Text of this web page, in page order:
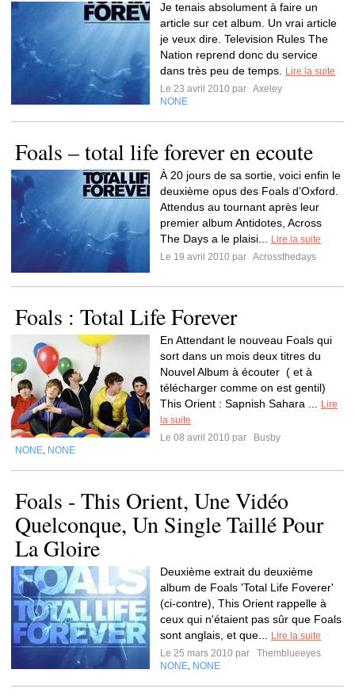
Je tenais absolument à faire un
article sur cet album. Un vrai article
je veux dire. Television Rules The
Nation reprend donc du service
dans très peu de temps.
Lire la suite
Le 23 avril 2010 par Axeley
NONE
Foals – total life forever en ecoute
À 20 jours de sa sortie, voici enfin le
deuxième opus des Foals d’Oxford.
Attendus au tournant après leur
premier album Antidotes, Across
The Days a le plaisi...
Lire la suite
Le 19 avril 2010 par Acrossthedays
Foals : Total Life Forever
En Attendant le nouveau Foals qui
sort dans un mois deux titres du
Nouvel Album à écouter ( et à
télécharger comme on est gentil)
This Orient : Sapnish Sahara ...
Lire
la suite
Le 08 avril 2010 par
Busby
NONE NONE
Foals - This Orient, Une Vidéo
Quelconque, Un Single Taillé Pour
La Gloire
Deuxième extrait du deuxième
album de Foals 'Total Life Foverer'
(ci-contre), This Orient rappelle à
ceux qui n'étaient pas sûr que Foals
sont anglais, et que...
Lire la suite
Le 25 mars 2010 par
Themblueeyes
NONE NONE